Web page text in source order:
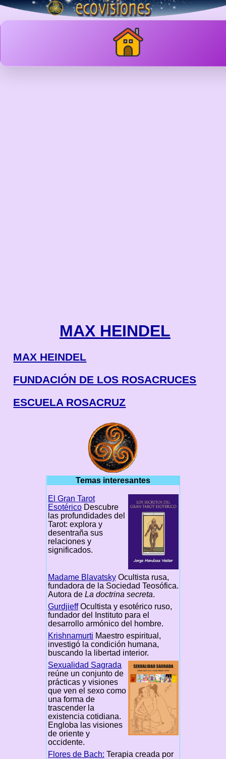
MAX HEINDEL
MAX HEINDEL
FUNDACIÓN DE LOS ROSACRUCES
ESCUELA ROSACRUZ
Temas interesantes
El Gran Tarot
EsotéricoDescubre
las profundidades del
Tarot: explora y
desentraña sus
relaciones y
significados.
Madame BlavatskyOcultista rusa,
fundadora de la Sociedad Teosófica.
Autora de La doctrina secreta.
GurdjieffOcultista y esotérico ruso,
fundador del Instituto para el
desarrollo armónico del hombre.
Krishnamurti Maestro espiritual,
investigó la condición humana,
buscando la libertad interior.
Sexualidad Sagrada
reúne un conjunto de
prácticas y visiones
que ven el sexo como
una forma de
trascender la
existencia cotidiana.
Engloba las visiones
de oriente y
occidente.
Flores de Bach: Terapia creada por